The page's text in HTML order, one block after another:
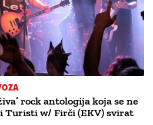
rock antologija koja se ne
Turisti w/ Firči (EKV) svirat